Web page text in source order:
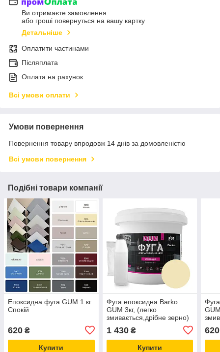
Ви отримаєте замовлення
або гроші повернуться на вашу картку
Детальніше
Оплатити частинами
Післяплата
Оплата на рахунок
Всі умови оплати
Умови повернення
Повернення товару впродовж 14 днів за домовленістю
Всі умови повернення
Подібні товари компанії
Епоксидна фуга GUM 1 кг
Спокій
620 ₴
Купити
Фуга епоксидна Barko
GUM 3кг, (легко
змивається,дрібне зерно)
Світло бежевий RAL 1015
1 430₴
Купити
620